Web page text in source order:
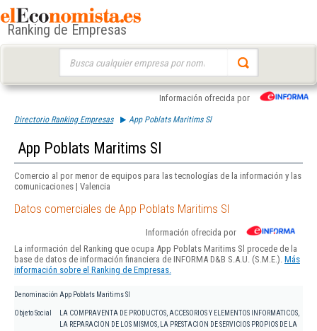
Ranking de Empresas
Información ofrecida por
Directorio Ranking Empresas App Poblats Maritims Sl
App Poblats Maritims Sl
Comercio al por menor de equipos para las tecnologías de la información y las
comunicaciones | Valencia
Datos comerciales de App Poblats Maritims Sl
Información ofrecida por
La información del Ranking que ocupa App Poblats Maritims Sl procede de la
base de datos de información financiera de INFORMA D&B S.A.U. (S.M.E.). Más
información sobre el Ranking de Empresas.
Denominación App Poblats Maritims Sl
Objeto Social
LA COMPRAVENTA DE PRODUCTOS, ACCESORIOS Y ELEMENTOS INFORMATICOS,
LA REPARACION DE LOS MISMOS, LA PRESTACION DE SERVICIOS PROPIOS DE LA